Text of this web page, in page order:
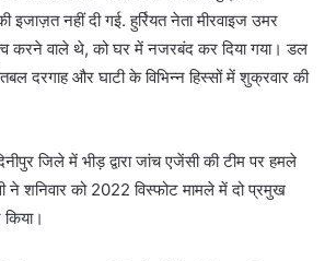
इजाज़त नहीं दी गई. हुर्रियत नेता मीरवाइज उमर
करने वाले थे, को घर में नजरबंद कर दिया गया। डल
दरगाह और घाटी के विभिन्न हिस्सों में शुक्रवार की
जिले में भीड़ द्वारा जांच एजेंसी की टीम पर हमले
ने शनिवार को 2022 विस्फोट मामले में दो प्रमुख